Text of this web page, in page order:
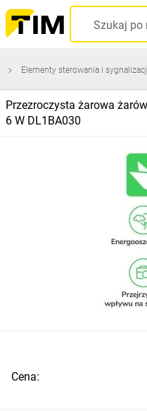
Elementy sterowania i
Przezroczysta żarowa
6 W DL1BA030
Cena: